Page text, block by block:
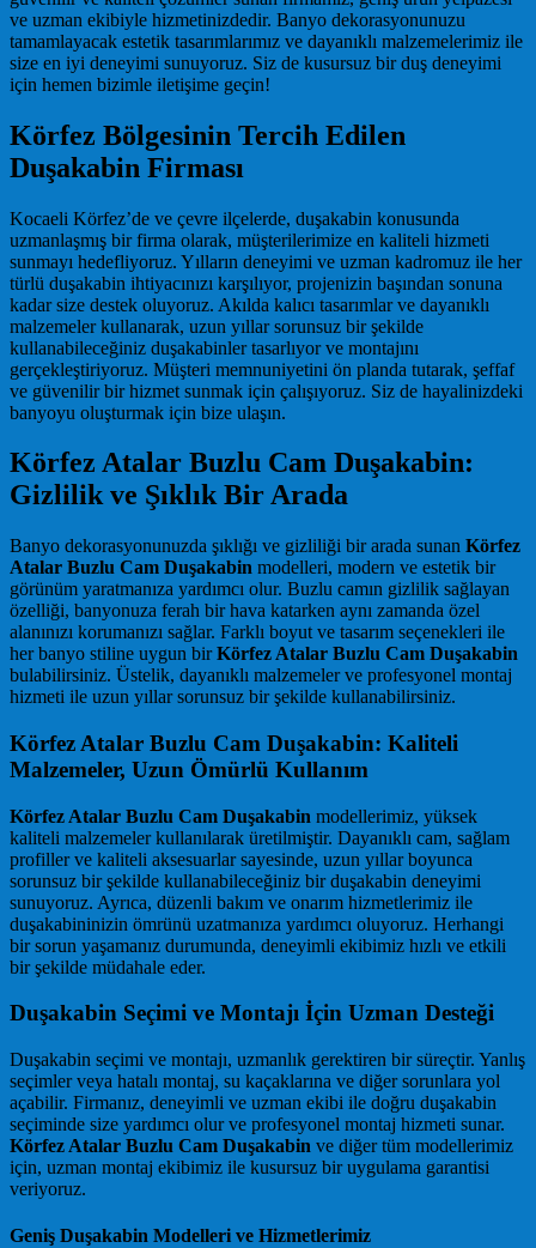
ve uzman ekibiyle hizmetinizdedir. Banyo dekorasyonunuzu
tamamlayacak estetik tasarımlarımız ve dayanıklı malzemelerimiz ile
size en iyi deneyimi sunuyoruz. Siz de kusursuz bir duş deneyimi
için hemen bizimle iletişime geçin!
Körfez Bölgesinin Tercih Edilen
Duşakabin Firması
Kocaeli Körfez’de ve çevre ilçelerde, duşakabin konusunda
uzmanlaşmış bir firma olarak, müşterilerimize en kaliteli hizmeti
sunmayı hedefliyoruz. Yılların deneyimi ve uzman kadromuz ile her
türlü duşakabin ihtiyacınızı karşılıyor, projenizin başından sonuna
kadar size destek oluyoruz. Akılda kalıcı tasarımlar ve dayanıklı
malzemeler kullanarak, uzun yıllar sorunsuz bir şekilde
kullanabileceğiniz duşakabinler tasarlıyor ve montajını
gerçekleştiriyoruz. Müşteri memnuniyetini ön planda tutarak, şeffaf
ve güvenilir bir hizmet sunmak için çalışıyoruz. Siz de hayalinizdeki
banyoyu oluşturmak için bize ulaşın.
Körfez Atalar Buzlu Cam Duşakabin:
Gizlilik ve Şıklık Bir Arada
Banyo dekorasyonunuzda şıklığı ve gizliliği bir arada sunan Körfez
Atalar Buzlu Cam Duşakabin modelleri, modern ve estetik bir
görünüm yaratmanıza yardımcı olur. Buzlu camın gizlilik sağlayan
özelliği, banyonuza ferah bir hava katarken aynı zamanda özel
alanınızı korumanızı sağlar. Farklı boyut ve tasarım seçenekleri ile
her banyo stiline uygun birKörfez Atalar Buzlu Cam Duşakabin
bulabilirsiniz. Üstelik, dayanıklı malzemeler ve profesyonel montaj
hizmeti ile uzun yıllar sorunsuz bir şekilde kullanabilirsiniz.
Körfez Atalar Buzlu Cam Duşakabin: Kaliteli
Malzemeler, Uzun Ömürlü Kullanım
Körfez Atalar Buzlu Cam Duşakabin modellerimiz, yüksek
kaliteli malzemeler kullanılarak üretilmiştir. Dayanıklı cam, sağlam
profiller ve kaliteli aksesuarlar sayesinde, uzun yıllar boyunca
sorunsuz bir şekilde kullanabileceğiniz bir duşakabin deneyimi
sunuyoruz. Ayrıca, düzenli bakım ve onarım hizmetlerimiz ile
duşakabininizin ömrünü uzatmanıza yardımcı oluyoruz. Herhangi
bir sorun yaşamanız durumunda, deneyimli ekibimiz hızlı ve etkili
bir şekilde müdahale eder.
Duşakabin Seçimi ve Montajı İçin Uzman Desteği
Duşakabin seçimi ve montajı, uzmanlık gerektiren bir süreçtir. Yanlış
seçimler veya hatalı montaj, su kaçaklarına ve diğer sorunlara yol
açabilir. Firmanız, deneyimli ve uzman ekibi ile doğru duşakabin
seçiminde size yardımcı olur ve profesyonel montaj hizmeti sunar.
Körfez Atalar Buzlu Cam Duşakabin ve diğer tüm modellerimiz
için, uzman montaj ekibimiz ile kusursuz bir uygulama garantisi
veriyoruz.
Geniş Duşakabin Modelleri ve Hizmetlerimiz